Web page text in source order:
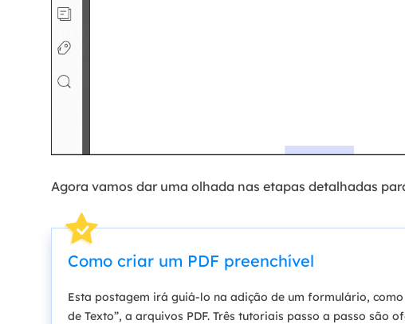
Agora vamos dar uma olhada nas etapas detalhadas
Como criar um PDF preenchível
Esta postagem irá guiá-lo na adição de um formulário, como
de Texto”, a arquivos PDF. Três tutoriais passo a passo são